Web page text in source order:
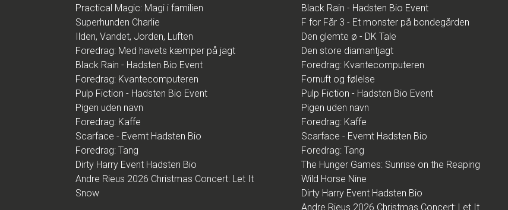
Practical Magic: Magi i familien
Superhunden Charlie
Ilden, Vandet, Jorden, Luften
Foredrag: Med havets kæmper på jagt
Black Rain - Hadsten Bio Event
Foredrag: Kvantecomputeren
Pulp Fiction - Hadsten Bio Event
Pigen uden navn
Foredrag: Kaffe
Scarface - Evemt Hadsten Bio
Foredrag: Tang
Dirty Harry Event Hadsten Bio
Andre Rieus 2026 Christmas Concert: Let It
Snow
Black Rain - Hadsten Bio Event
F for Får 3 - Et monster på bondegården
Den glemte ø - DK Tale
Den store diamantjagt
Foredrag: Kvantecomputeren
Fornuft og følelse
Pulp Fiction - Hadsten Bio Event
Pigen uden navn
Foredrag: Kaffe
Scarface - Evemt Hadsten Bio
Foredrag: Tang
The Hunger Games: Sunrise on the Reaping
Wild Horse Nine
Dirty Harry Event Hadsten Bio
Andre Rieus 2026 Christmas Concert: Let It